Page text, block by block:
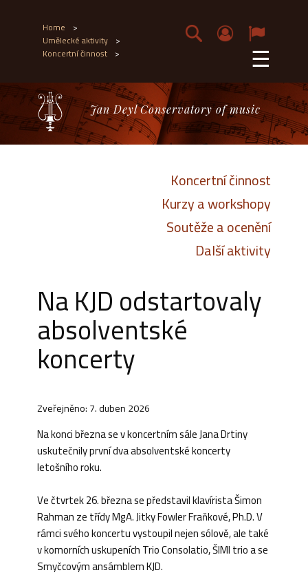
Home >
Umělecké aktivity >
Koncertní činnost > ☰
Jan Deyl Conservatory of music
Koncertní činnost
Kurzy a workshopy
Soutěže a ocenění
Další aktivity
Na KJD odstartovaly
absolventské
koncerty
Zveřejněno: 7. duben 2026
Na konci března se v koncertním sále Jana Drtiny
uskutečnily první dva absolventské koncerty
letošního roku.
Ve čtvrtek 26. března se představil klavírista Šimon
Rahman ze třídy MgA. Jitky Fowler Fraňkové, Ph.D. V
rámci svého koncertu vystoupil nejen sólově, ale také
v komorních uskupeních Trio Consolatio, ŠIMI trio a se
Smyčcovým ansámblem KJD.